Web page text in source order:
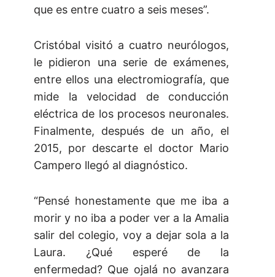
que es entre cuatro a seis meses”.
Cristóbal visitó a cuatro neurólogos,
le pidieron una serie de exámenes,
entre ellos una electromiografía, que
mide la velocidad de conducción
eléctrica de los procesos neuronales.
Finalmente, después de un año, el
2015, por descarte el doctor Mario
Campero llegó al diagnóstico.
“Pensé honestamente que me iba a
morir y no iba a poder ver a la Amalia
salir del colegio, voy a dejar sola a la
Laura. ¿Qué esperé de la
enfermedad? Que ojalá no avanzara